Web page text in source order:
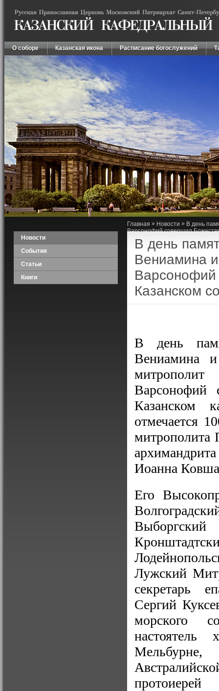
О соборе Казанская икона Расписание богослужений
Новости
События
Статьи
Книги
Главная » Новости » В день
Варсонофий совершил
В день
Вениамина
Варсонофий
Казанском
В день
Вениамина
митрополит
Варсонофий
Казанском
отмечается
митрополита
Иоанна
Его
Лужский
секретарь
Сергий
морского